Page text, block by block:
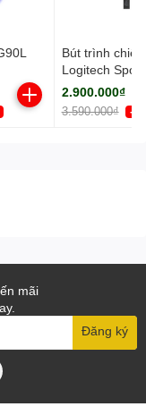
Bút trình chiếu
Logitech
màu xám
2.900.000₫
3.590.000₫ -
mãi
Đăng ký